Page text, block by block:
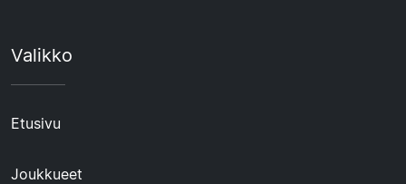
Valikko
Etusivu
Joukkueet